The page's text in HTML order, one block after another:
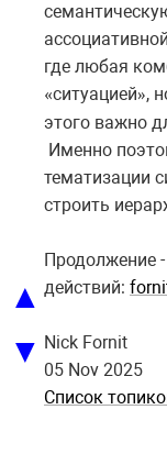
где любая
«ситуацией»,
этого важно
Именно
тематизации
строить
Продолжение
действий:
Nick Fornit
05 Nov 2025
Список
▲
▼